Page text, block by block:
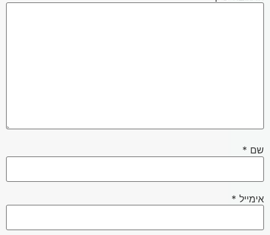
שם *
אימייל *